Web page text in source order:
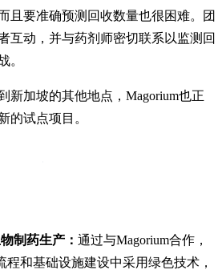
且要准确预测回收数量也很困难。团
互动，并与药剂师密切联系以监测回
。
新加坡的其他地点，Magorium也正
的试点项目。
制药生产： 通过与Magorium合作，
程和基础设施建设中采用绿色技术，